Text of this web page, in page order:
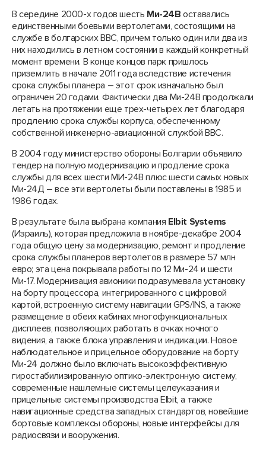
В середине 2000-х годов шесть Ми-24В оставались
единственными боевыми вертолетами, состоящими на
службе в болгарских ВВС, причем только один или два из
них находились в летном состоянии в каждый конкретный
момент времени. В конце концов парк пришлось
приземлить в начале 2011 года вследствие истечения
срока службы планера – этот срок изначально был
ограничен 20 годами. Фактически два Ми-24В продолжали
летать на протяжении еще трех-четырех лет благодаря
продлению срока службы корпуса, обеспеченному
собственной инженерно-авиационной службой ВВС.
В 2004 году министерство обороны Болгарии объявило
тендер на полную модернизацию и продление срока
службы для всех шести МИ-24В плюс шести самых новых
Ми-24Д – все эти вертолеты были поставлены в 1985 и
1986 годах.
В результате была выбрана компания Elbit Systems
(Израиль), которая предложила в ноябре-декабре 2004
года общую цену за модернизацию, ремонт и продление
срока службы планеров вертолетов в размере 57 млн
евро; эта цена покрывала работы по 12 Ми-24 и шести
Ми-17. Модернизация авионики подразумевала установку
на борту процессора, интегрированного с цифровой
картой, встроенную систему навигации GPS/INS, а также
размещение в обеих кабинах многофункциональных
дисплеев, позволяющих работать в очках ночного
видения, а также блока управления и индикации. Новое
наблюдательное и прицельное оборудование на борту
Ми-24 должно было включать высокоэффективную
гиростабилизированную оптико-электронную систему,
современные нашлемные системы целеуказания и
прицельные системы производства Elbit, а также
навигационные средства западных стандартов, новейшие
бортовые комплексы обороны, новые интерфейсы для
радиосвязи и вооружения.